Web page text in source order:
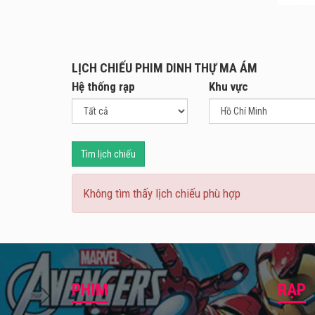
sau
thự
LỊCH CHIẾU PHIM DINH THỰ MA ÁM
Hệ thống rạp Khu vực
Tìm lịch chiếu
Không tìm thấy lịch chiếu phù hợp
PHIM RẠP